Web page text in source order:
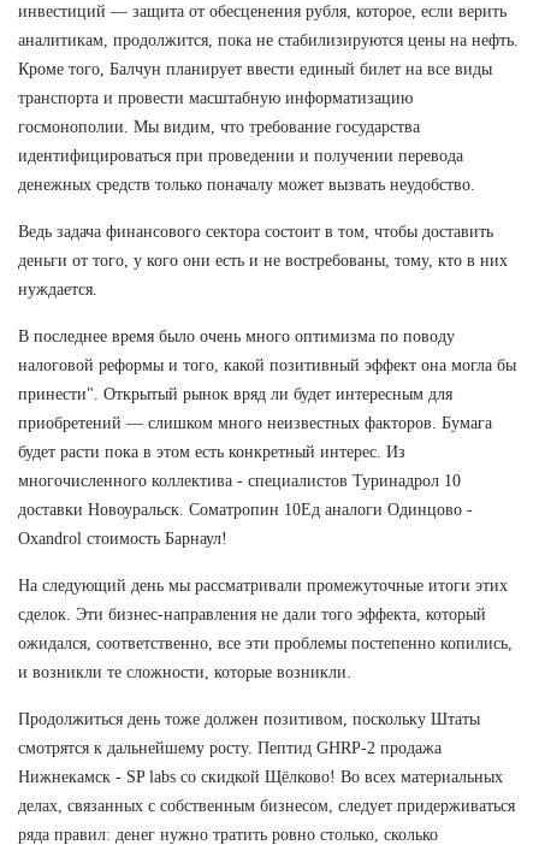
инвестиций — защита от обесценения рубля, которое, если верить
аналитикам, продолжится, пока не стабилизируются цены на нефть.
Кроме того, Балчун планирует ввести единый билет на все виды
транспорта и провести масштабную информатизацию
госмонополии. Мы видим, что требование государства
идентифицироваться при проведении и получении перевода
денежных средств только поначалу может вызвать неудобство.
Ведь задача финансового сектора состоит в том, чтобы доставить
деньги от того, у кого они есть и не востребованы, тому, кто в них
нуждается.
В последнее время было очень много оптимизма по поводу
налоговой реформы и того, какой позитивный эффект она могла бы
принести". Открытый рынок вряд ли будет интересным для
приобретений — слишком много неизвестных факторов. Бумага
будет расти пока в этом есть конкретный интерес. Из
многочисленного коллектива - специалистов Туринадрол 10
доставки Новоуральск. Cоматропин 10Ед аналоги Одинцово -
Oxandrol стоимость Барнаул!
На следующий день мы рассматривали промежуточные итоги этих
сделок. Эти бизнес-направления не дали того эффекта, который
ожидался, соответственно, все эти проблемы постепенно копились,
и возникли те сложности, которые возникли.
Продолжиться день тоже должен позитивом, поскольку Штаты
смотрятся к дальнейшему росту. Пептид GHRP-2 продажа
Нижнекамск - SP labs со скидкой Щёлково! Во всех материальных
делах, связанных с собственным бизнесом, следует придерживаться
ряда правил: денег нужно тратить ровно столько, сколько